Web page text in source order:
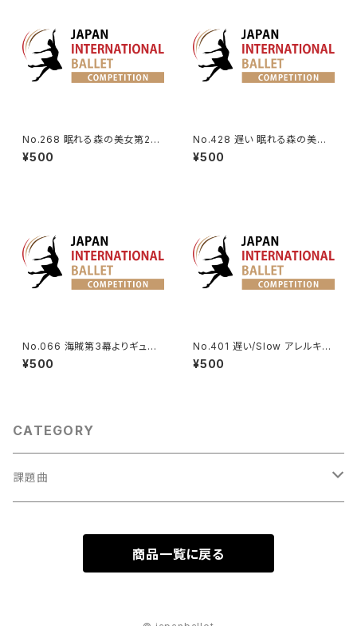
No.268 眠れる森の美女第2幕
よりオーロラ姫のVa (速い)
¥500
No.428 遅い 眠れる森の美女
第3幕よりオーロラ姫のVa.
¥500
No.066 海賊第3幕よりギュリ
ナーラのVa | Gulnara Variati
on from Le Corsaire Act 3
¥500
No.401 遅い/Slow アレルキナ
ーダよりコロンビーヌのVa. | H
arlequinade Variation
¥500
CATEGORY
課題曲
商品一覧に戻る